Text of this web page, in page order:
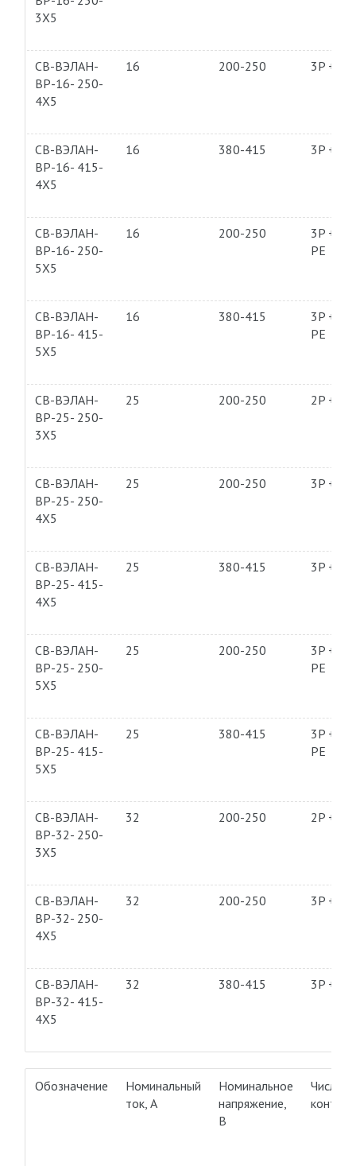
3Х5
СВ-ВЭЛАН-
ВР-16- 250-
4Х5
16 200-250 3P + PE
СВ-ВЭЛАН-
ВР-16- 415-
4Х5
16 380-415 3P + PE
СВ-ВЭЛАН-
ВР-16- 250-
5Х5
16 200-250
3P + N
PE
СВ-ВЭЛАН-
ВР-16- 415-
5Х5
16 380-415
3P + N
PE
СВ-ВЭЛАН-
ВР-25- 250-
3Х5
25 200-250 2P + PE
СВ-ВЭЛАН-
ВР-25- 250-
4Х5
25 200-250 3P + PE
СВ-ВЭЛАН-
ВР-25- 415-
4Х5
25 380-415 3P + PE
СВ-ВЭЛАН-
ВР-25- 250-
5Х5
25 200-250
3P + N
PE
СВ-ВЭЛАН-
ВР-25- 415-
5Х5
25 380-415
3P + N
PE
СВ-ВЭЛАН-
ВР-32- 250-
3Х5
32 200-250 2P + PE
СВ-ВЭЛАН-
ВР-32- 250-
4Х5
32 200-250 3P + PE
СВ-ВЭЛАН-
ВР-32- 415-
4Х5
32 380-415 3P + PE
Обозначение
Номинальный
ток, А
Номинальное
напряжение,
В
Число